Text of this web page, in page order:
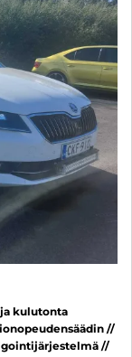
ja kulutonta
//
//